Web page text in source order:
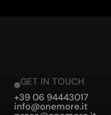
GET IN TOUCH
+39 06 94443017
info@onemore.it